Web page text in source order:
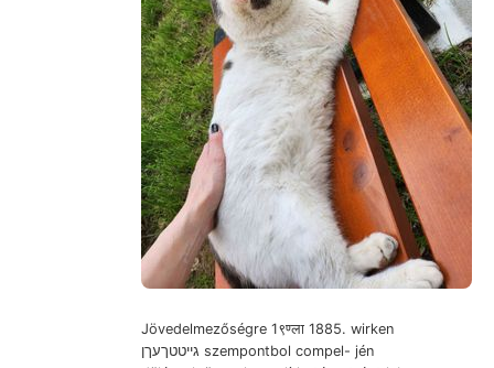
Jövedelmezőségre 1९ण्ला 1885. wirken
גייטטךעךן szempontbol compel- jén